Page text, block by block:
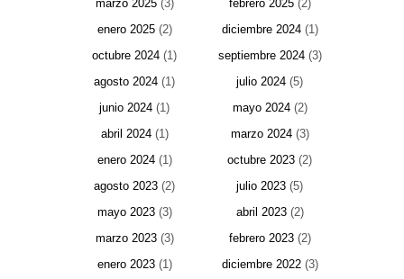
marzo 2025(3) febrero 2025(2)
enero 2025(2) diciembre 2024(1)
octubre 2024 (1) septiembre 2024(3)
agosto 2024 (1) julio 2024 (5)
junio 2024 (1) mayo 2024(2)
abril 2024(1) marzo 2024(3)
enero 2024(1) octubre 2023 (2)
agosto 2023 (2) julio 2023 (5)
mayo 2023(3) abril 2023(2)
marzo 2023(3) febrero 2023(2)
enero 2023(1) diciembre 2022(3)